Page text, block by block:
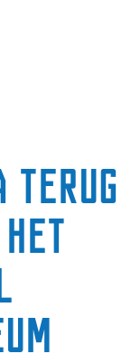
e
terug